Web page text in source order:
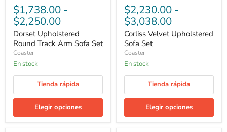
$1,738.00 -
$2,250.00
Dorset Upholstered
Round Track Arm Sofa Set
Coaster
En stock
Tienda rápida
Elegir opciones
$2,230.00 -
$3,038.00
Corliss Velvet Upholstered
Sofa Set
Coaster
En stock
Tienda rápida
Elegir opciones